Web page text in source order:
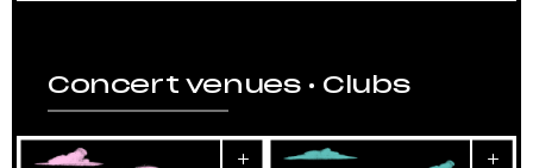
Concert venues • Clubs